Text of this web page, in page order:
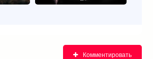
Комментировать